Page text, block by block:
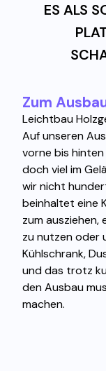
ES ALS
Zum
Leichtbau
Auf unseren
vorne bis
doch viel im
wir nicht
beinhaltet eine
zum ausziehen,
zu nutzen oder
Kühlschrank,
und das trotz
den Ausbau
machen.